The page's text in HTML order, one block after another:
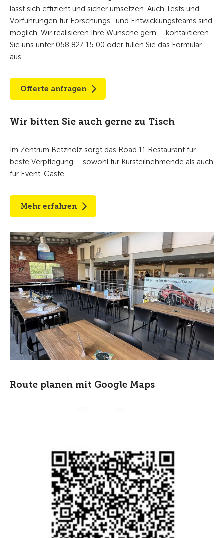
lässt sich effizient und sicher umsetzen. Auch Tests und
Vorführungen für Forschungs- und Entwicklungsteams sind
möglich. Wir realisieren Ihre Wünsche gern – kontaktieren
Sie uns unter 058 827 15 00 oder füllen Sie das Formular
aus.
Offerte anfragen
Wir bitten Sie auch gerne zu Tisch
Im Zentrum Betzholz sorgt das Road 11 Restaurant für
beste Verpflegung – sowohl für Kursteilnehmende als auch
für Event-Gäste.
Mehr erfahren
Route planen mit Google Maps